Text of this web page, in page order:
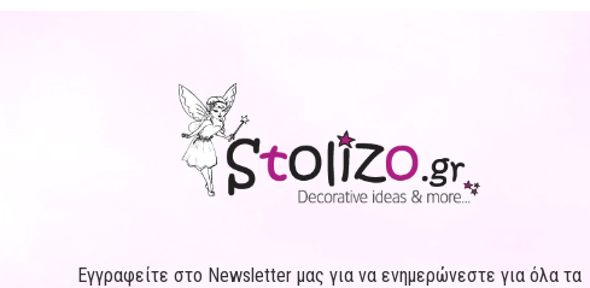
Εγγραφείτε στο Newsletter μας για να ενημερώνεστε για όλα τα